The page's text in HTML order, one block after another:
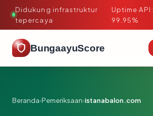
Didukung infrastruktur
tepercaya
·
Uptime API:
99.95%
BungaayuScore
Beranda›Pemeriksaan›istanabalon.com